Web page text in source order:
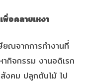
อคลายเหงา
ยณจากการทำงานที่
กิจกรรม งานอดิเรก
สังคม ปลูกต้นไม้ ไป